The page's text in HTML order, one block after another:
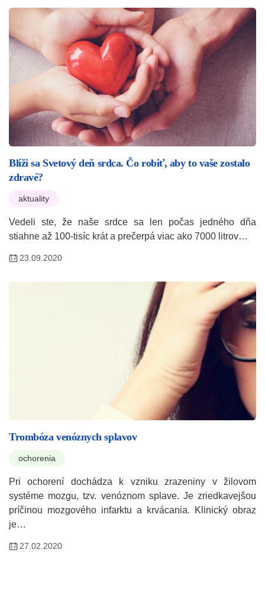
Blíži sa Svetový deň srdca. Čo robiť, aby to vaše zostalo
zdravé?
aktuality
Vedeli ste, že naše srdce sa len počas jedného dňa
stiahne až 100-tisíc krát a prečerpá viac ako 7000 litrov…
23.09.2020
Trombóza venóznych splavov
ochorenia
Pri ochorení dochádza k vzniku zrazeniny v žilovom
systéme mozgu, tzv. venóznom splave. Je zriedkavejšou
príčinou mozgového infarktu a krvácania. Klinický obraz
je…
27.02.2020